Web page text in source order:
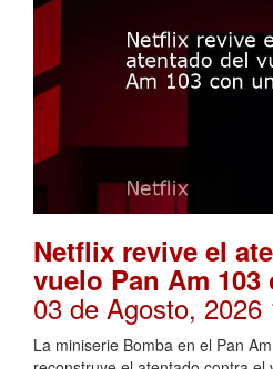
Netflix revive el
vuelo Pan Am
03 de Agosto, 2026
La miniserie Bomba en el Pan